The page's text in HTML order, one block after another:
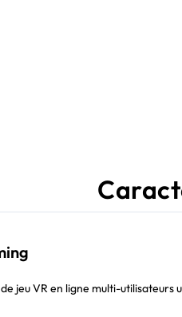
jeu VR en ligne multi-utilisateurs